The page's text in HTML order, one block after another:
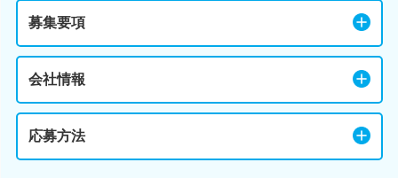
募集要項
会社情報
応募方法